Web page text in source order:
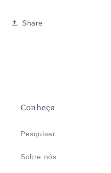
Share
Conheça
Pesquisar
Sobre nós